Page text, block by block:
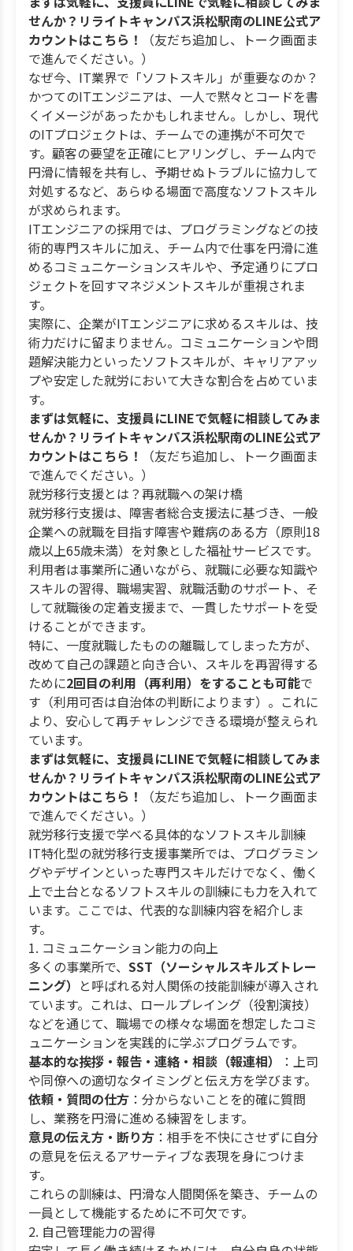
せんか？リライトキャンパス浜松駅南のLINE公式ア
カウントはこちら！
（友だち追加し、トーク画面ま
で進んでください。）
なぜ今、IT業界で「ソフトスキル」が重要なのか？
かつてのITエンジニアは、一人で黙々とコードを書
くイメージがあったかもしれません。しかし、現代
のITプロジェクトは、チームでの連携が不可欠で
す。顧客の要望を正確にヒアリングし、チーム内で
円滑に情報を共有し、予期せぬトラブルに協力して
対処するなど、あらゆる場面で高度なソフトスキル
が求められます。
ITエンジニアの採用では、プログラミングなどの技
術的専門スキルに加え、チーム内で仕事を円滑に進
めるコミュニケーションスキルや、予定通りにプロ
ジェクトを回すマネジメントスキルが重視されま
す。
実際に、企業がITエンジニアに求めるスキルは、技
術力だけに留まりません。コミュニケーションや問
題解決能力といったソフトスキルが、キャリアアッ
プや安定した就労において大きな割合を占めていま
す。
まずは気軽に、支援員にLINEで気軽に相談してみま
せんか？リライトキャンパス浜松駅南のLINE公式ア
カウントはこちら！
（友だち追加し、トーク画面ま
で進んでください。）
就労移行支援とは？再就職への架け橋
就労移行支援は、障害者総合支援法に基づき、一般
企業への就職を目指す障害や難病のある方（原則18
歳以上65歳未満）を対象とした福祉サービスです。
利用者は事業所に通いながら、就職に必要な知識や
スキルの習得、職場実習、就職活動のサポート、そ
して就職後の定着支援まで、一貫したサポートを受
けることができます。
特に、一度就職したものの離職してしまった方が、
改めて自己の課題と向き合い、スキルを再習得する
ために2回目の利用（再利用）をすることも可能で
す（利用可否は自治体の判断によります）。これに
より、安心して再チャレンジできる環境が整えられ
ています。
まずは気軽に、支援員にLINEで気軽に相談してみま
せんか？リライトキャンパス浜松駅南のLINE公式ア
カウントはこちら！
（友だち追加し、トーク画面ま
で進んでください。）
就労移行支援で学べる具体的なソフトスキル訓練
IT特化型の就労移行支援事業所では、プログラミン
グやデザインといった専門スキルだけでなく、働く
上で土台となるソフトスキルの訓練にも力を入れて
います。ここでは、代表的な訓練内容を紹介しま
す。
1. コミュニケーション能力の向上
多くの事業所で、 SST（ソーシャルスキルズトレー
ニング） と呼ばれる対人関係の技能訓練が導入され
ています。これは、ロールプレイング（役割演技）
などを通じて、職場での様々な場面を想定したコミ
ュニケーションを実践的に学ぶプログラムです。
基本的な挨拶・報告・連絡・相談（報連相）
：上司
や同僚への適切なタイミングと伝え方を学びます。
依頼・質問の仕方 ：分からないことを的確に質問
し、業務を円滑に進める練習をします。
意見の伝え方・断り方 ：相手を不快にさせずに自分
の意見を伝えるアサーティブな表現を身につけま
す。
これらの訓練は、円滑な人間関係を築き、チームの
一員として機能するために不可欠です。
2. 自己管理能力の習得